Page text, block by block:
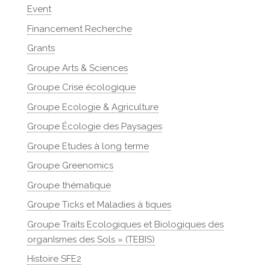
Event
Financement Recherche
Grants
Groupe Arts & Sciences
Groupe Crise écologique
Groupe Ecologie & Agriculture
Groupe Écologie des Paysages
Groupe Etudes à long terme
Groupe Greenomics
Groupe thématique
Groupe Ticks et Maladies à tiques
Groupe Traits Ecologiques et Biologiques des
organIsmes des Sols » (TEBIS)
Histoire SFE2